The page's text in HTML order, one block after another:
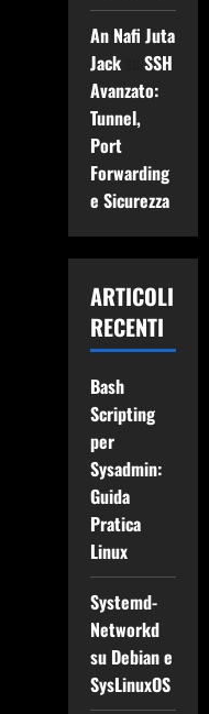
An Nafi Juta
Jacksu SSH
Avanzato:
Tunnel,
Port
Forwarding
e Sicurezza
ARTICOLI
RECENTI
Bash
Scripting
per
Sysadmin:
Guida
Pratica
Linux
Systemd-
Networkd
su Debian e
SysLinuxOS